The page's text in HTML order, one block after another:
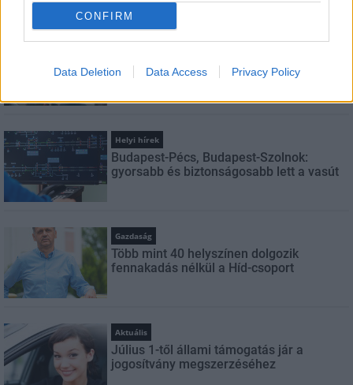
CONFIRM
Data Deletion Data Access Privacy Policy
LEGNÉZETTEBB
Aktuális
erősítő Pénz7 programsorozat
Helyi hírek
Budapest-Pécs, Budapest-Szolnok:
gyorsabb és biztonságosabb lett a vasút
Gazdaság
Több mint 40 helyszínen dolgozik
fennakadás nélkül a Híd-csoport
Aktuális
Július 1-től állami támogatás jár a
jogosítvány megszerzéséhez